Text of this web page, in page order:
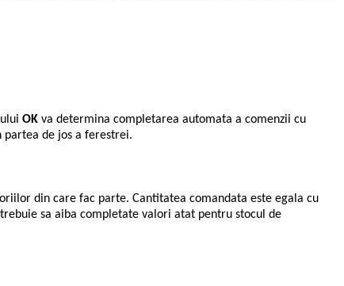
OK va determina completarea automata a comenzii cu
de jos a ferestrei.
din care fac parte. Cantitatea comandata este egala cu
sa aiba completate valori atat pentru stocul de